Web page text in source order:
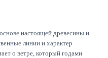
настоящей древесины и
линии и характер
о ветре, который годами